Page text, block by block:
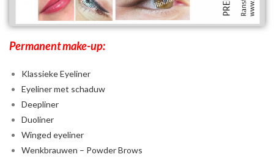
Permanent make-up:
Klassieke Eyeliner
Eyeliner met schaduw
Deepliner
Duoliner
Winged eyeliner
Wenkbrauwen – Powder Brows